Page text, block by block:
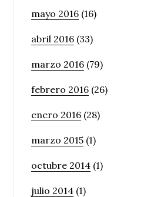
mayo 2016 (16)
abril 2016 (33)
marzo 2016 (79)
febrero 2016 (26)
enero 2016 (28)
marzo 2015 (1)
octubre 2014 (1)
julio 2014 (1)